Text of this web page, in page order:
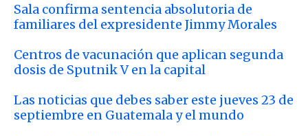
Sala confirma sentencia absolutoria de
familiares del expresidente Jimmy Morales
Centros de vacunación que aplican segunda
dosis de Sputnik V en la capital
Las noticias que debes saber este jueves 23 de
septiembre en Guatemala y el mundo